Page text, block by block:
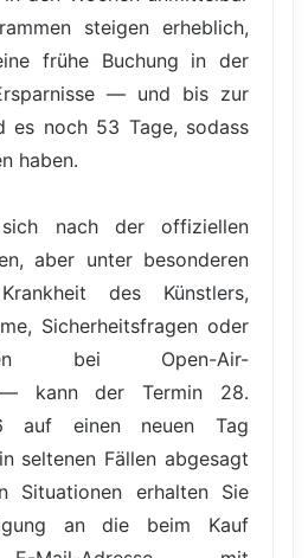
steigen erheblich,
frühe Buchung in der
— und bis zur
es noch 53 Tage, sodass
haben.
nach der offiziellen
aber unter besonderen
des Künstlers,
Sicherheitsfragen oder
bei Open-Air-
— kann der Termin 28.
auf einen neuen Tag
seltenen Fällen abgesagt
Situationen erhalten Sie
an die beim Kauf